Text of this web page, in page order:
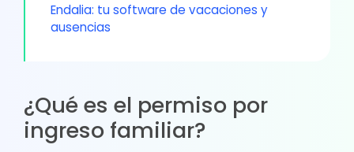
Endalia: tu software de vacaciones y
ausencias
¿Qué es el permiso por
ingreso familiar?